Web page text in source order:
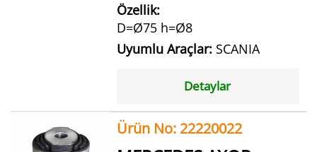
Özellik:
D=Ø75 h=Ø8
Uyumlu Araçlar: SCANIA
Detaylar
Ürün No: 22220022